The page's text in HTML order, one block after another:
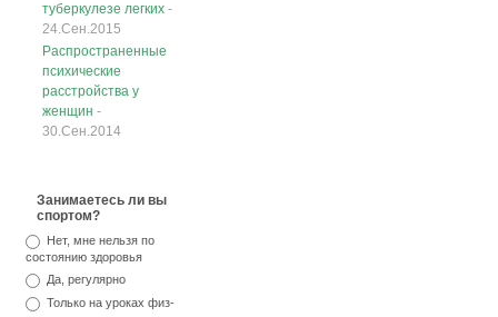
туберкулезе легких -
24.Сен.2015
Распространенные
психические
расстройства у
женщин -
30.Сен.2014
Занимаетесь ли вы
спортом?
Нет, мне нельзя по
состоянию здоровья
Да, регулярно
Только на уроках физ-